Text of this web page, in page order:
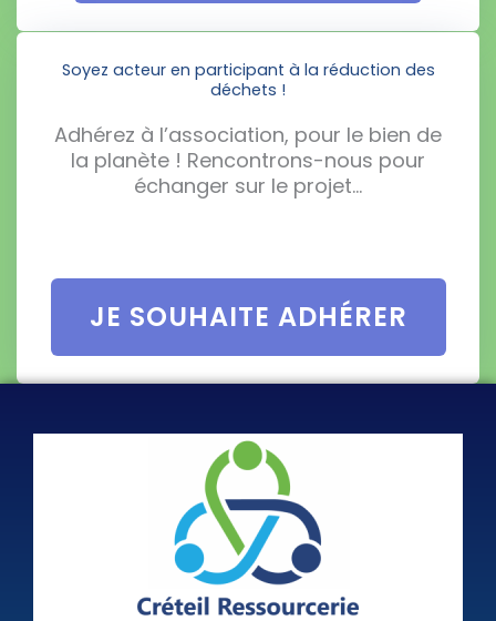
Soyez acteur en participant à la réduction des
déchets !
Adhérez à l’association, pour le bien de
la planète ! Rencontrons-nous pour
échanger sur le projet…
JE SOUHAITE ADHÉRER